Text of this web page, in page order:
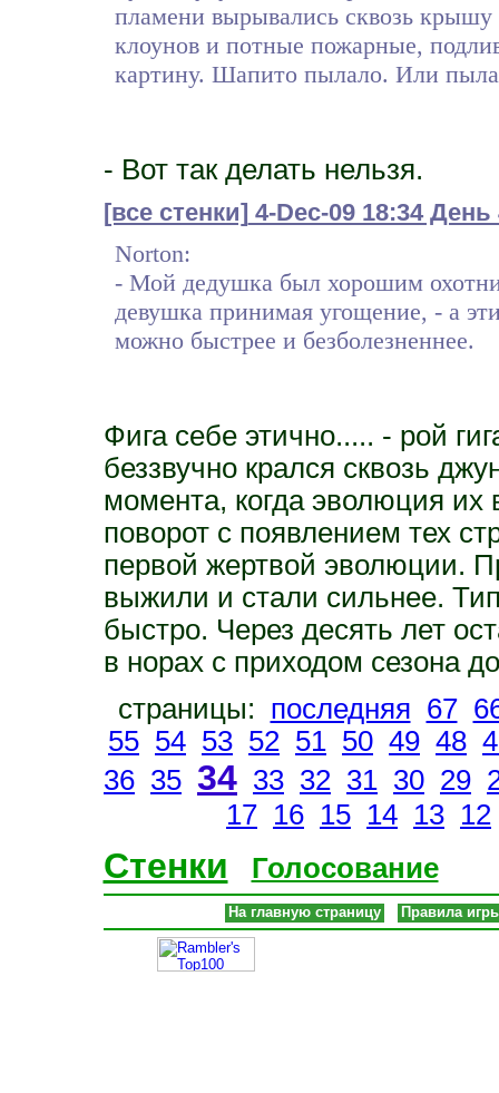
пламени вырывались сквозь
клоунов и потные пожарные,
картину. Шапито пылало. Или
- Вот так делать нельзя.
[все стенки] 4-Dec-09 18:34
Norton:
- Мой дедушка был хорошим
девушка принимая угощение, - а
можно быстрее и безболезненнее.
Фига себе этично..... - рой
беззвучно крался сквозь
момента, когда эволюция их
поворот с появлением тех
первой жертвой эволюции.
выжили и стали сильнее.
быстро. Через десять лет
в норах с приходом сезона
страницы: последняя 67
55 54 53 52 51 50 49 48
36 35 34 33 32 31 30 29
17 16 15 14 13 12
Стенки Голосование
На главную страницу Правила